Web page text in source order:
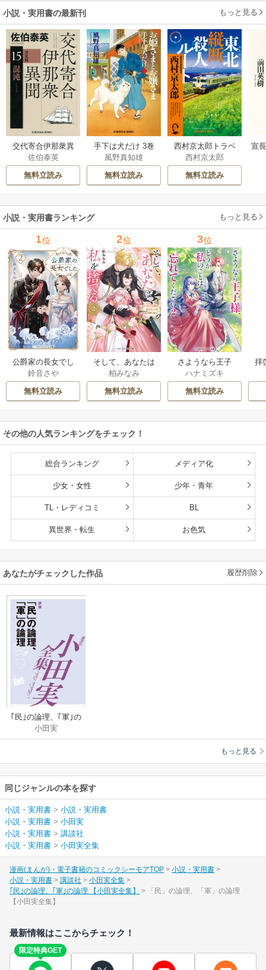
小説・実用書の最新刊 もっと見る
交代寄合伊那衆異
聞 15巻
佐伯泰英
無料立読み
手下は犬だけ 3巻
風野真知雄
無料立読み
西村京太郎トラベ
ルミステリー・セ
レクション 2巻
西村京太郎
無料立読み
宣
小説・実用書ランキング もっと見る
1位
公爵家の長女でし
た
鈴音さや
無料立読み
2位
そして、あなたは
私を捨てる
柏みなみ
無料立読み
3位
さようなら王子
様、どうか私のこ
とは忘れてくださ
い
ハナミズキ
無料立読み
拝
その他の人気ランキングをチェック！
総合ランキング メディア化
少女・女性 少年・青年
TL・レディコミ BL
異世界・転生 お色気
あなたがチェックした作品 履歴削除
｢民｣の論理、｢軍｣の
論理 【小田実全集】
小田実
もっと見る
同じジャンルの本を探す
小説・実用書 > 小説・実用書
小説・実用書 > 小田実
小説・実用書 > 講談社
小説・実用書 > 小田実全集
漫画(まんが)・電子書籍のコミックシーモアTOP
小説・実用書
小説・実用書
講談社
小田実全集
｢民｣の論理、｢軍｣の論理 【小田実全集】
「民」の論理、「軍」の論理
【小田実全集】
最新情報はここからチェック！
限定特典GET